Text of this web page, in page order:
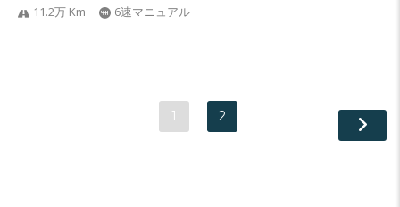
11.2万 Km 6速マニュアル
1 2